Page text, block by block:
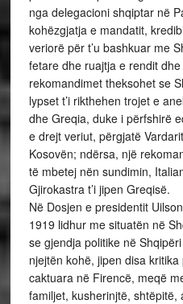
nga delegacioni shqiptar në
kohëzgjatja e mandatit,
veriorë për t’u bashkuar me
fetare dhe ruajtja e rendit
rekomandimet theksohet se
lypset t’i rikthehen trojet e
dhe Greqia, duke i përfshirë
e drejt veriut, përgjatë
Kosovën; ndërsa, një
të mbetej nën sundimin,
Gjirokastra t’i jipen Greqisë.
Në Dosjen e presidentit
1919 lidhur me situatën në
se gjendja politike në
njejtën kohë, jipen disa
caktuara në Firencë, meqë
familjet, kusherinjtë,